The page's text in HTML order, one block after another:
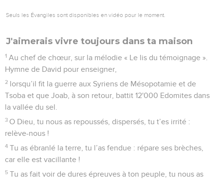
Seuls les Évangiles sont disponibles en vidéo pour le moment.
J'aimerais vivre toujours dans ta maison
1 Au chef de chœur, sur la mélodie « Le lis du témoignage ».
Hymne de David pour enseigner,
2 lorsqu’il fit la guerre aux Syriens de Mésopotamie et de
Tsoba et que Joab, à son retour, battit 12'000 Edomites dans
la vallée du sel.
3 O Dieu, tu nous as repoussés, dispersés, tu t’es irrité :
relève-nous !
4 Tu as ébranlé la terre, tu l’as fendue : répare ses brèches,
car elle est vacillante !
5 Tu as fait voir de dures épreuves à ton peuple, tu nous as